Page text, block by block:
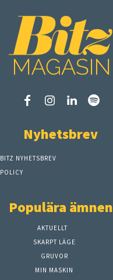
Nyhetsbrev
NYHETSBREV
Populära ämnen
AKTUELLT
SKARPT LÄGE
GRUVOR
MIN MASKIN